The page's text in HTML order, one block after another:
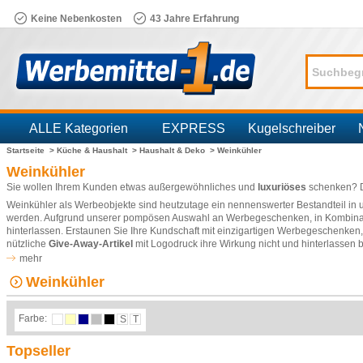
Keine Nebenkosten 43 Jahre Erfahrung
ALLE Kategorien EXPRESS Kugelschreiber
Branchen
Startseite > Küche & Haushalt > Haushalt & Deko > Weinkühler
Weinkühler
Sie wollen Ihrem Kunden etwas außergewöhnliches und luxuriöses schenken?
Weinkühler als Werbeobjekte sind heutzutage ein nennenswerter Bestandteil
werden. Aufgrund unserer pompösen Auswahl an Werbegeschenken, in
hinterlassen. Erstaunen Sie Ihre Kundschaft mit einzigartigen
nützliche Give-Away-Artikel mit Logodruck ihre Wirkung nicht und hinterlassen
überzeugen mit tollen Eigenschaften und stimmen für Ihr Unternehmen.
ihnen einen großen Vorteil gegenüber Ihrer Konkurrenz. Die Werbemittel in der
Werbeprodukten hinterlässt man bei den Stammkunden einen großartigen
Küche&Haushalt.
mehr
Weinkühler
Farbe: S T
Topseller